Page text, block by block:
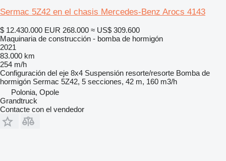
Sermac 5Z42 en el chasis Mercedes-Benz Arocs 4143
$ 12.430.000 EUR 268.000 ≈ US$ 309.600
Maquinaria de construcción - bomba de hormigón
2021
83.000 km
254 m/h
Configuración del eje 8x4 Suspensión resorte/resorte Bomba de
hormigón Sermac 5Z42, 5 secciones, 42 m, 160 m3/h
Polonia, Opole
Grandtruck
Contacte con el vendedor